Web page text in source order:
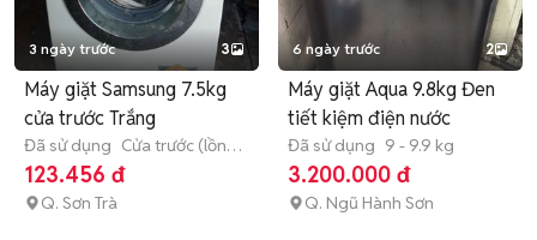
3 ngày trước 3
Máy giặt Samsung 7.5kg
cửa trước Trắng
Đã sử dụng Cửa trước (lồng
ngang)
7 - 7.9 kg
123.456 đ
Q. Sơn Trà
6 ngày trước 2
Máy giặt Aqua 9.8kg Đen
tiết kiệm điện nước
Đã sử dụng 9 - 9.9 kg
3.200.000 đ
Q. Ngũ Hành Sơn